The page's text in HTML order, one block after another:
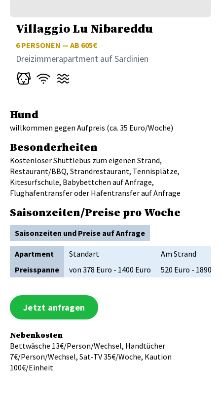
Villaggio Lu Nibareddu
6PERSONEN — AB 605€
Dreizimmerapartment auf Sardinien
Hund
willkommen gegen Aufpreis (ca. 35 Euro/Woche)
Besonderheiten
Kostenloser Shuttlebus zum eigenen Strand,
Restaurant/BBQ, Strandrestaurant, Tennisplätze,
Kitesurfschule, Babybettchen auf Anfrage,
Flughafentransfer oder Hafentransfer auf Anfrage
Saisonzeiten/Preise pro Woche
Saisonzeiten und Preise auf Anfrage
Apartment
Preisspanne
Standart
von 378 Euro - 1400 Euro
Am Strand
520 Euro - 1890
Jetzt anfragen
Nebenkosten
Bettwäsche 13€/Person/Wechsel, Handtücher
7€/Person/Wechsel, Sat-TV 35€/Woche, Kaution
100€/Einheit